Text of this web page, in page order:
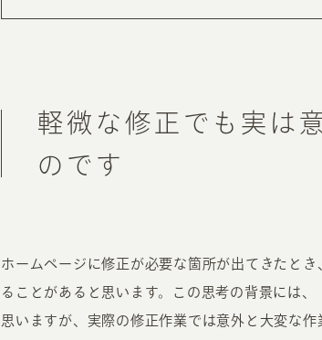
軽微な修正でも実は
のです
ホームページに修正が必要な箇所が出てきたと
ることがあると思います。この思考の背景には
思いますが、実際の修正作業では意外と大変な作